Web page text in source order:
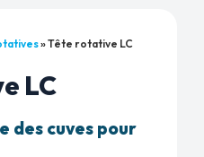
»Tête rotative LC
LC
des cuves pour